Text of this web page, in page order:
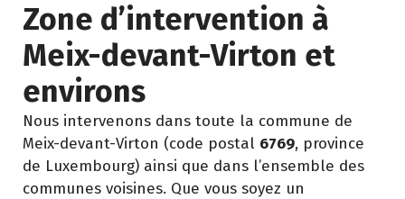
Zone d’intervention à
Meix-devant-Virton et
environs
Nous intervenons dans toute la commune de
Meix-devant-Virton (code postal 6769, province
de Luxembourg) ainsi que dans l’ensemble des
communes voisines. Que vous soyez un